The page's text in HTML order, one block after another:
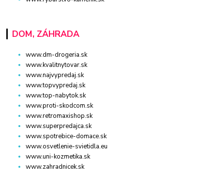
DOM, ZÁHRADA
www.dm-drogeria.sk
www.kvalitnytovar.sk
www.najvypredaj.sk
www.topvypredaj.sk
www.top-nabytok.sk
www.proti-skodcom.sk
www.retromaxishop.sk
www.superpredajca.sk
www.spotrebice-domace.sk
www.osvetlenie-svietidla.eu
www.uni-kozmetika.sk
www.zahradnicek.sk